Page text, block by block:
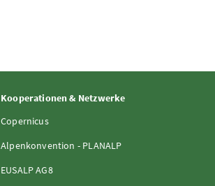
Kooperationen & Netzwerke
Copernicus
Alpenkonvention - PLANALP
EUSALP AG8